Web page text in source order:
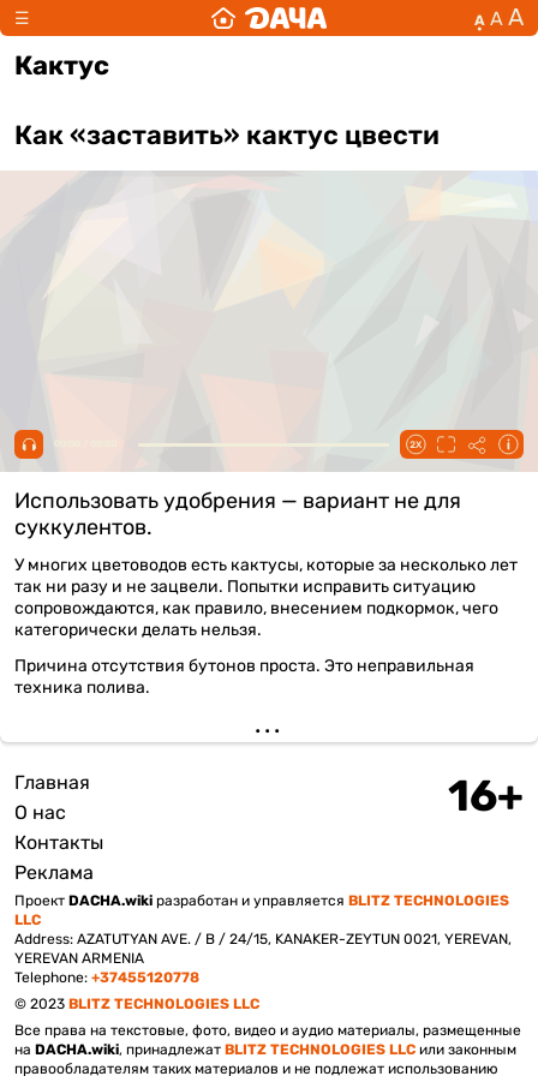
☰ А А А
Кактус
Как «заставить» кактус цвести
Использовать удобрения — вариант не для
суккулентов.
У многих цветоводов есть кактусы, которые за несколько лет
так ни разу и не зацвели. Попытки исправить ситуацию
сопровождаются, как правило, внесением подкормок, чего
категорически делать нельзя.
Причина отсутствия бутонов проста. Это неправильная
техника полива.
Подвал
Главная
О нас
Контакты
Реклама
Проект DACHA.wiki разработан и управляется BLITZ TECHNOLOGIES
LLC
Address: AZATUTYAN AVE. / B / 24/15, KANAKER-ZEYTUN 0021, YEREVAN,
YEREVAN ARMENIA
Telephone: +37455120778
© 2023 BLITZ TECHNOLOGIES LLC
Все права на текстовые, фото, видео и аудио материалы, размещенные
на DACHA.wiki, принадлежат BLITZ TECHNOLOGIES LLC или законным
правообладателям таких материалов и не подлежат использованию